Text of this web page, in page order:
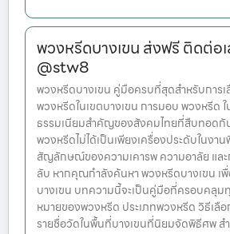
พวงหรีดบางเขน ส่งฟรี ติดต่อ
@stw8
พวงหรีดบางเขน คู่มือครบที่สุดสำหรับการเ
พวงหรีดในเขตบางเขน การมอบ พวงหรีด
ธรรมเนียมสำคัญของสังคมไทยที่สืบทอดกั
พวงหรีดไม่ได้เป็นเพียงเครื่องประดับในงา
สัญลักษณ์ของความเคารพ ความอาลัย แล
ลับ หากคุณกำลังค้นหา พวงหรีดบางเขน เพื่
บางเขน บทความนี้จะเป็นคู่มือที่ครอบคลุม
หมายของพวงหรีด ประเภทพวงหรีด วิธีเลื
รายชื่อวัดในพื้นที่บางเขนที่นิยมจัดพิธีศพ ส